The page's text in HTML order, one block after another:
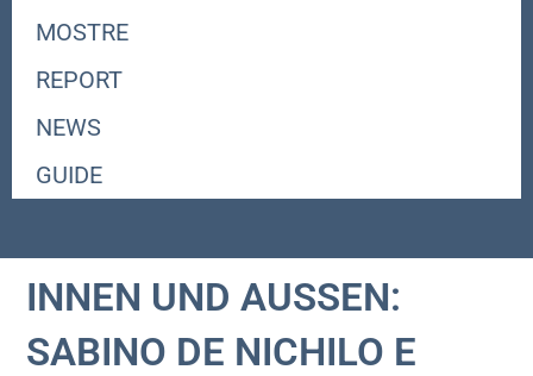
MOSTRE
REPORT
NEWS
GUIDE
INNEN UND AUSSEN:
SABINO DE NICHILO E